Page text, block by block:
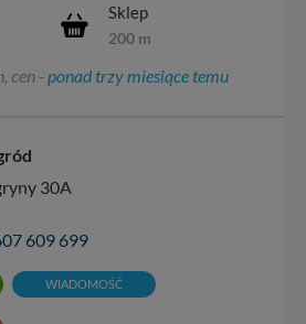
Sklep
200 m
cen -ponad trzy miesiące temu
30A
609 699
WIADOMOŚĆ